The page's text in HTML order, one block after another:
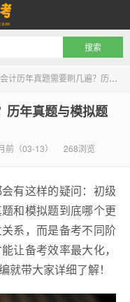
年真题需要刷几遍？历年真题与模拟题哪个更为重要
历年真题与模拟题
前（03-13） 268浏览
有这样的疑问：初级
和模拟题到底哪个更
系，而是备考不同阶
让备考效率最大化，
带大家详细了解！